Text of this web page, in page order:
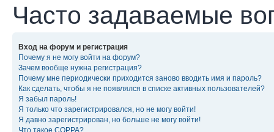
Часто задаваемые
Вход на форум и регистрация
Почему я не могу войти на форум?
Зачем вообще нужна регистрация?
Почему мне периодически приходится заново вводить имя и пароль?
Как сделать, чтобы я не появлялся в списке активных пользователей?
Я забыл пароль!
Я только что зарегистрировался, но не могу войти!
Я давно зарегистрирован, но больше не могу войти!
Что такое COPPA?